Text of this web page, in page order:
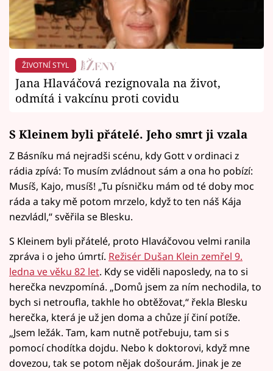
ŽIVOTNÍ STYL
Jana Hlaváčová rezignovala na život,
odmítá i vakcínu proti covidu
S Kleinem byli přátelé. Jeho smrt ji vzala
Z Básníku má nejradši scénu, kdy Gott v ordinaci z
rádia zpívá: To musím zvládnout sám a ona ho pobízí:
Musíš, Kajo, musíš! „Tu písničku mám od té doby moc
ráda a taky mě potom mrzelo, když to ten náš Kája
nezvládl,“ svěřila se Blesku.
S Kleinem byli přátelé, proto Hlaváčovou velmi ranila
zpráva i o jeho úmrtí. Režisér Dušan Klein zemřel 9.
ledna ve věku 82 let. Kdy se viděli naposledy, na to si
herečka nevzpomíná. „Domů jsem za ním nechodila, to
bych si netroufla, takhle ho obtěžovat,“ řekla Blesku
herečka, která je už jen doma a chůze jí činí potíže.
„Jsem ležák. Tam, kam nutně potřebuju, tam si s
pomocí chodítka dojdu. Nebo k doktorovi, když mne
dovezou, tak se potom nějak došourám. Jinak je ze